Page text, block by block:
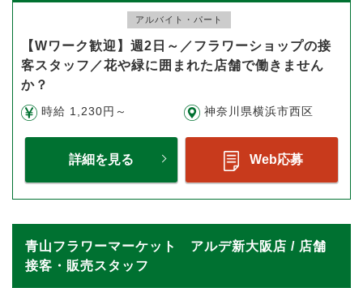
アルバイト・パート
【Wワーク歓迎】週2日～／フラワーショップの接
客スタッフ／花や緑に囲まれた店舗で働きません
か？
時給 1,230円～ 神奈川県横浜市西区
詳細を見る Web応募
青山フラワーマーケット アルデ新大阪店 / 店舗
接客・販売スタッフ